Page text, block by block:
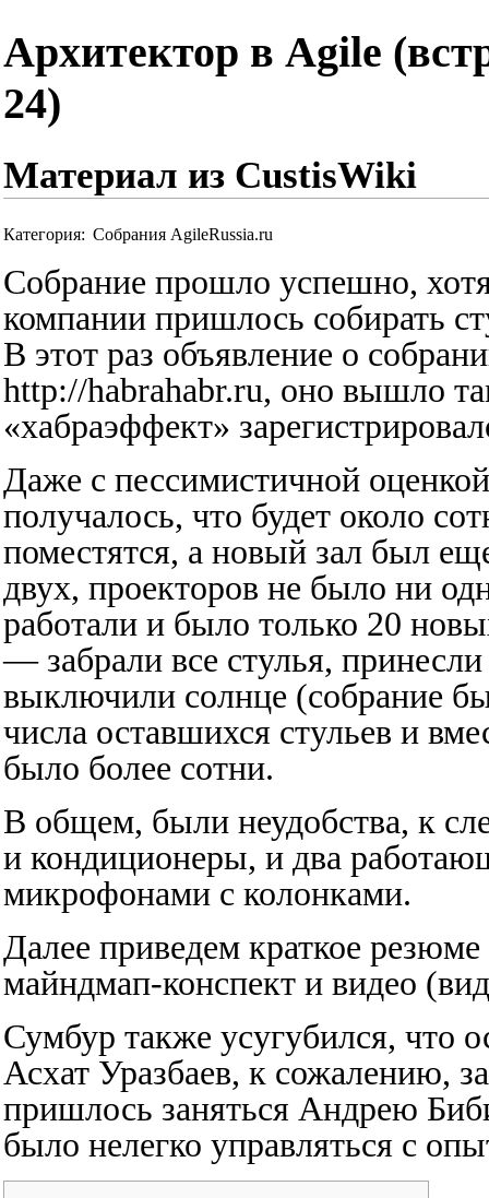
Архитектор в Agile
24)
Материал из CustisWiki
Категория: Собрания AgileRussia.ru
Собрание прошло успешно,
компании пришлось собирать
В этот раз объявление о
http://habrahabr.ru, оно вышло
«хабраэффект»
Даже с пессимистичной
получалось, что будет около
поместятся, а новый зал был
двух, проекторов не было ни
работали и было только 20
— забрали все стулья,
выключили солнце (собрание
числа оставшихся стульев и
было более сотни.
В общем, были неудобства, к
и кондиционеры, и два
микрофонами с колонками.
Далее приведем краткое
майндмап-конспект и видео
Сумбур также усугубился, что
Асхат Уразбаев, к сожалению,
пришлось заняться Андрею
было нелегко управляться с